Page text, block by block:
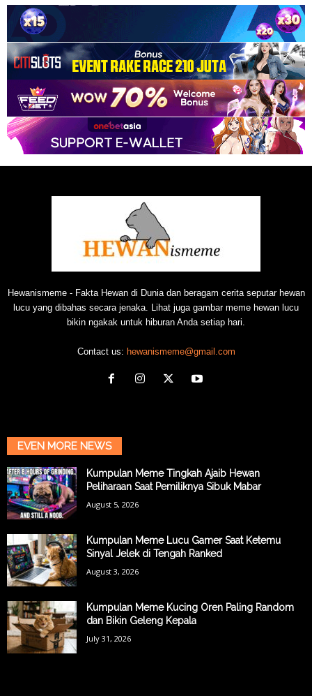
Hewanismeme - Fakta Hewan di Dunia dan beragam cerita seputar hewan
lucu yang dibahas secara jenaka. Lihat juga gambar meme hewan lucu
bikin ngakak untuk hiburan Anda setiap hari.
Contact us: hewanismeme@gmail.com
EVEN MORE NEWS
Kumpulan Meme Tingkah Ajaib Hewan
Peliharaan Saat Pemiliknya Sibuk Mabar
August 5, 2026
Kumpulan Meme Lucu Gamer Saat Ketemu
Sinyal Jelek di Tengah Ranked
August 3, 2026
Kumpulan Meme Kucing Oren Paling Random
dan Bikin Geleng Kepala
July 31, 2026